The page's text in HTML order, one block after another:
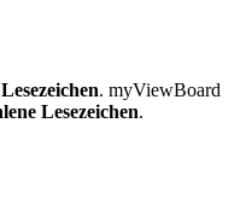
. myViewBoard
Lesezeichen.